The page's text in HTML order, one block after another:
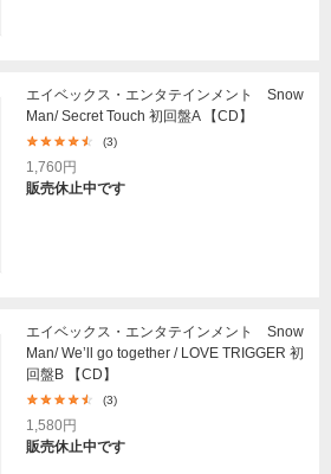
エイベックス・エンタテインメント Snow
Man/ Secret Touch 初回盤A 【CD】
(3)
1,760円
販売休止中です
エイベックス・エンタテインメント Snow
Man/ We’ll go together / LOVE TRIGGER 初
回盤B 【CD】
(3)
1,580円
販売休止中です